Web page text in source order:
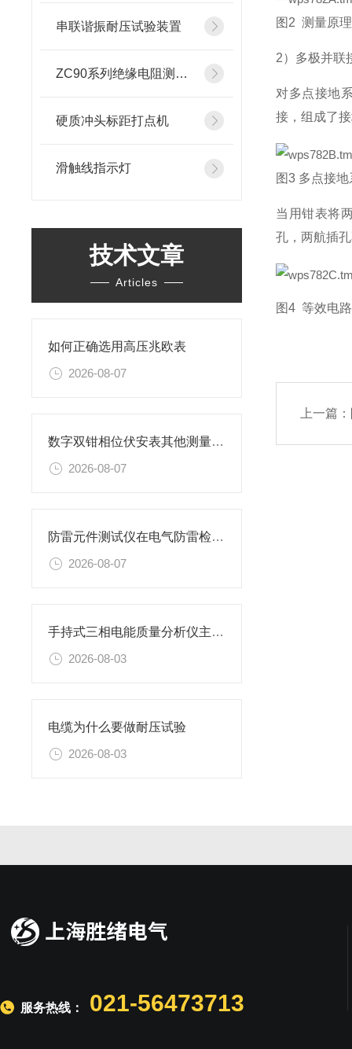
串联谐振耐压试验装置
ZC90系列绝缘电阻测试仪
硬质冲头标距打点机
滑触线指示灯
技术文章
Articles
如何正确选用高压兆欧表
2026-08-07
数字双钳相位伏安表其他测量功能
2026-08-07
防雷元件测试仪在电气防雷检测工作中的应用与实操要点
2026-08-07
手持式三相电能质量分析仪主要特性
2026-08-03
电缆为什么要做耐压试验
2026-08-03
图2 测量原理
2）多极并联
对多点接地
接，组成了
图3 多点接
当用钳表将
孔，两航插
图4 等效电路
上一篇：
服务热线： 021-56473713